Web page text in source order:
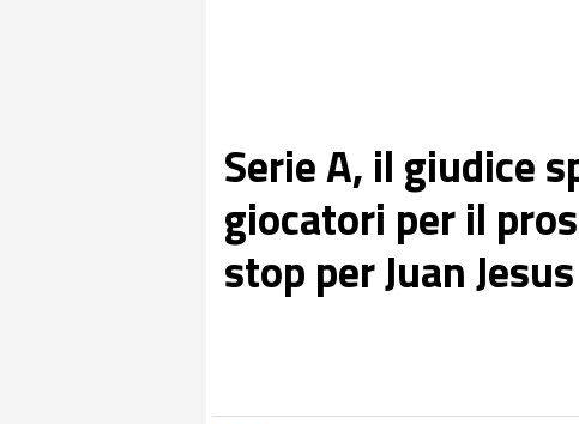
Serie A, il giudice
giocatori per il
stop per Juan